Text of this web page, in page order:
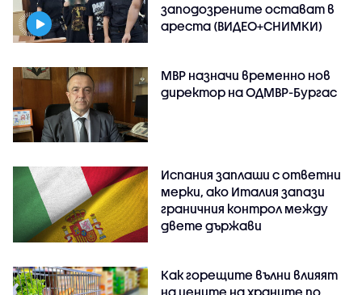
заподозрените остават в
ареста (ВИДЕО+СНИМКИ)
МВР назначи временно нов
директор на ОДМВР-Бургас
Испания заплаши с ответни
мерки, ако Италия запази
граничния контрол между
двете държави
Как горещите вълни влияят